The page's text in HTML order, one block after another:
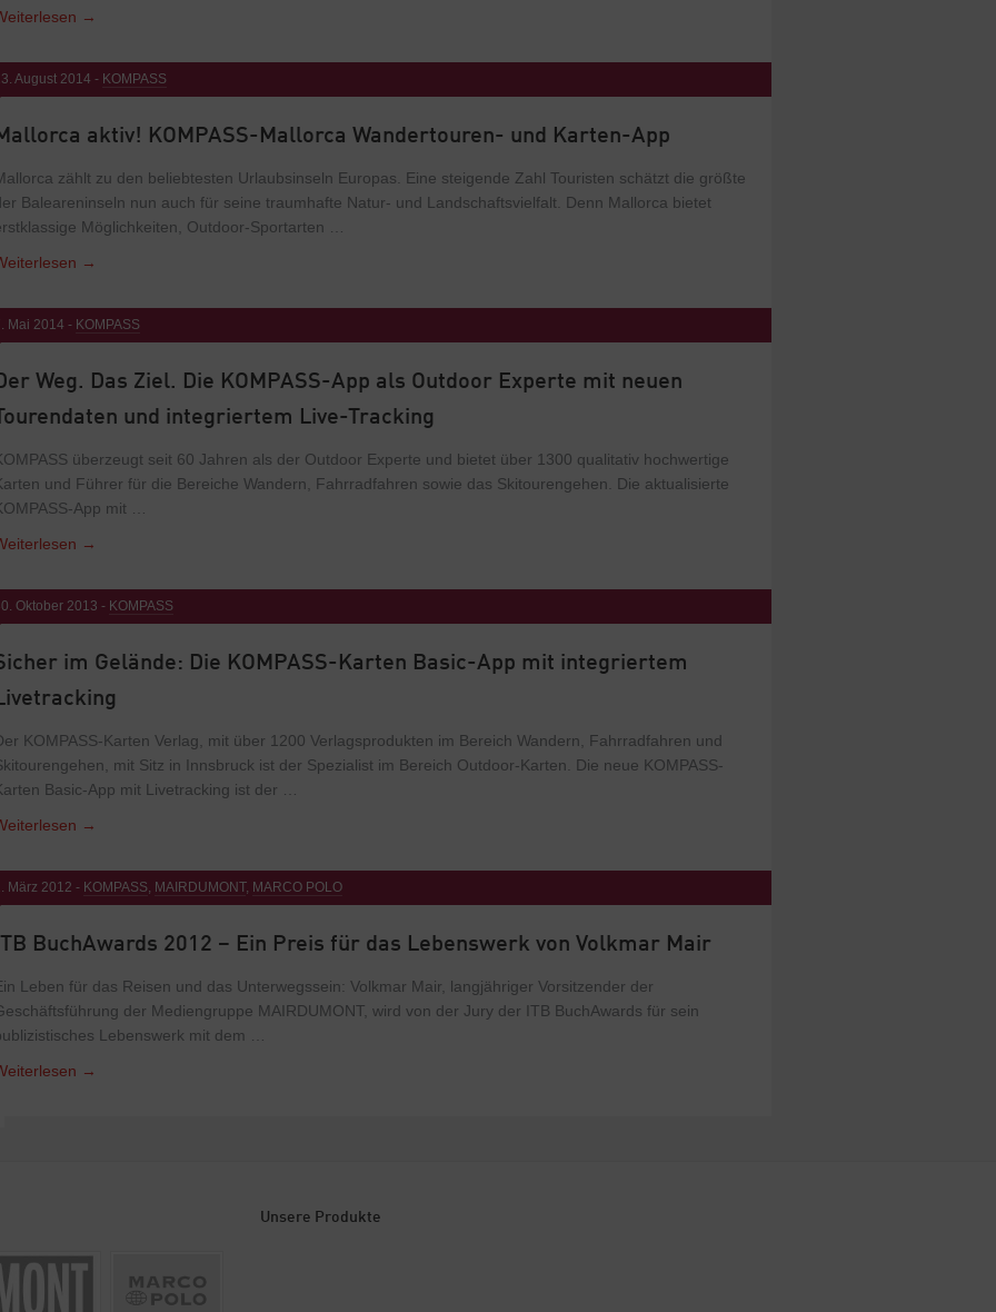
→
August 2014 - KOMPASS
aktiv! KOMPASS-Mallorca Wandertouren- und Karten-App
zählt zu den beliebtesten Urlaubsinseln Europas. Eine steigende Zahl Touristen schätzt die größte
Baleareninseln nun auch für seine traumhafte Natur- und Landschaftsvielfalt. Denn Mallorca bietet
Möglichkeiten, Outdoor-Sportarten …
→
Mai 2014 - KOMPASS
Weg. Das Ziel. Die KOMPASS-App als Outdoor Experte mit neuen
und integriertem Live-Tracking
überzeugt seit 60 Jahren als der Outdoor Experte und bietet über 1300 qualitativ hochwertige
und Führer für die Bereiche Wandern, Fahrradfahren sowie das Skitourengehen. Die aktualisierte
App mit …
→
Oktober 2013 - KOMPASS
im Gelände: Die KOMPASS-Karten Basic-App mit integriertem
KOMPASS-Karten Verlag, mit über 1200 Verlagsprodukten im Bereich Wandern, Fahrradfahren und
mit Sitz in Innsbruck ist der Spezialist im Bereich Outdoor-Karten. Die neue KOMPASS-
Basic-App mit Livetracking ist der …
→
März 2012 - KOMPASS, MAIRDUMONT, MARCO POLO
BuchAwards 2012 – Ein Preis für das Lebenswerk von Volkmar Mair
Leben für das Reisen und das Unterwegssein: Volkmar Mair, langjähriger Vorsitzender der
der Mediengruppe MAIRDUMONT, wird von der Jury der ITB BuchAwards für sein
Lebenswerk mit dem …
→
Unsere Produkte